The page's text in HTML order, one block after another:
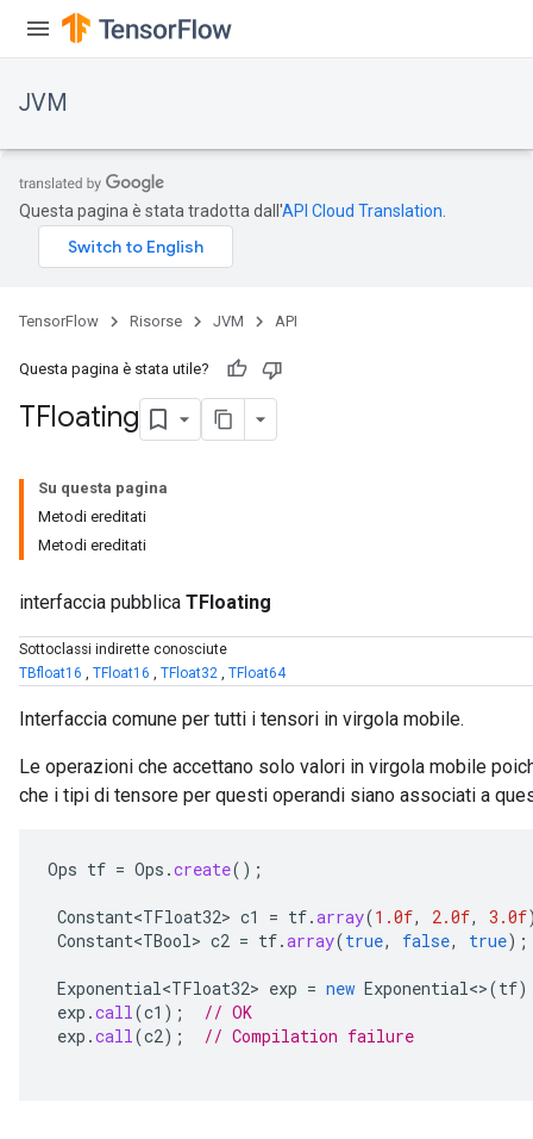
JVM
Questa pagina è stata tradotta dall'API Cloud Translation
TensorFlow Risorse JVM API
Questa pagina è stata utile?
TFloating
Su questa pagina
Metodi ereditati
Metodi ereditati
interfaccia pubblica TFloating
Sottoclassi indirette conosciute
TBfloat16 , TFloat16 , TFloat32 , TFloat64
Interfaccia comune per tutti i tensori in virgola mobile.
Le operazioni che accettano solo valori in virgola mobile
che i tipi di tensore per questi operandi siano associati a
Ops tf = Ops .create();
Constant<TFloat32> c1 = tf.array(1.0f, 2.0f, 3.0f
Constant<TBool> c2 = tf.array(true, false, true);
Exponential<TFloat32> exp = new Exponential<>(tf
exp .call(c1 );
// OK
exp .call(c2); // Compilation failure